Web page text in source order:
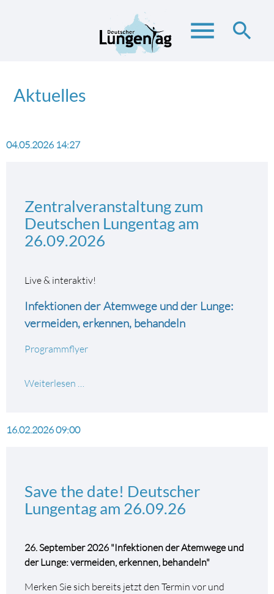
menu search
Suchbegriffe
Aktuelles
04.05.2026 14:27
Zentralveranstaltung zum
Deutschen Lungentag am
26.09.2026
Live & interaktiv!
Infektionen der Atemwege und der Lunge:
vermeiden, erkennen, behandeln
Programmflyer
Weiterlesen …
16.02.2026 09:00
Save the date! Deutscher
Lungentag am 26.09.26
26. September 2026 "Infektionen der Atemwege und
der Lunge: vermeiden, erkennen, behandeln"
Merken Sie sich bereits jetzt den Termin vor und